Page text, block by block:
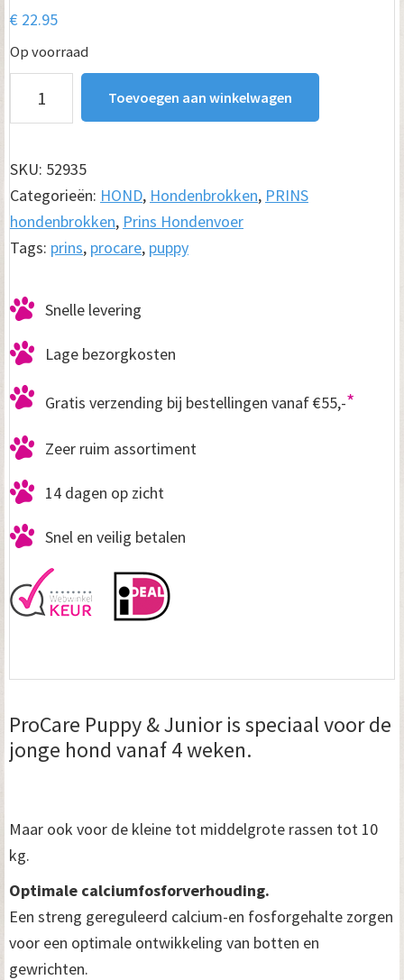
€ 22.95
Op voorraad
Procare
3kg
aantal
Toevoegen aan winkelwagen
SKU: 52935
Categorieën: HOND, Hondenbrokken, PRINS
hondenbrokken, Prins Hondenvoer
Tags: prins, procare, puppy
Snelle levering
Lage bezorgkosten
Gratis verzending bij bestellingen vanaf €55,-*
Zeer ruim assortiment
14 dagen op zicht
Snel en veilig betalen
ProCare Puppy & Junior is speciaal voor de
jonge hond vanaf 4 weken.
Maar ook voor de kleine tot middelgrote rassen tot 10
kg.
Optimale calciumfosforverhouding.
Een streng gereguleerd calcium-en fosforgehalte zorgen
voor een optimale ontwikkeling van botten en
gewrichten.